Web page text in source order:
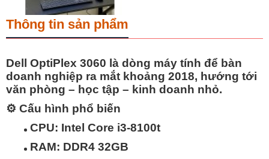
Thông tin sản phẩm
Dell OptiPlex 3060 là dòng máy tính để bàn
doanh nghiệp ra mắt khoảng 2018, hướng tới
văn phòng – học tập – kinh doanh nhỏ.
⚙️ Cấu hình phổ biến
CPU: Intel Core i3-8100t
RAM: DDR4 32GB